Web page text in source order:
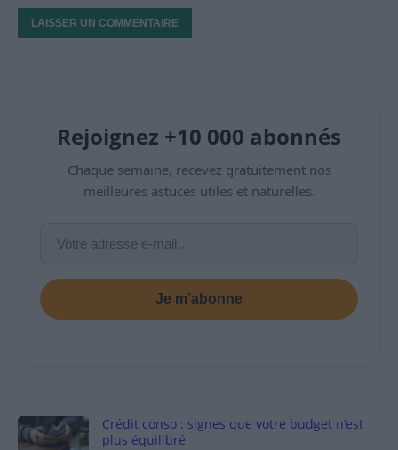
Rejoignez +10 000 abonnés
Chaque semaine, recevez gratuitement nos
meilleures astuces utiles et naturelles.
Je m’abonne
Crédit conso : signes que votre budget n’est
plus équilibré